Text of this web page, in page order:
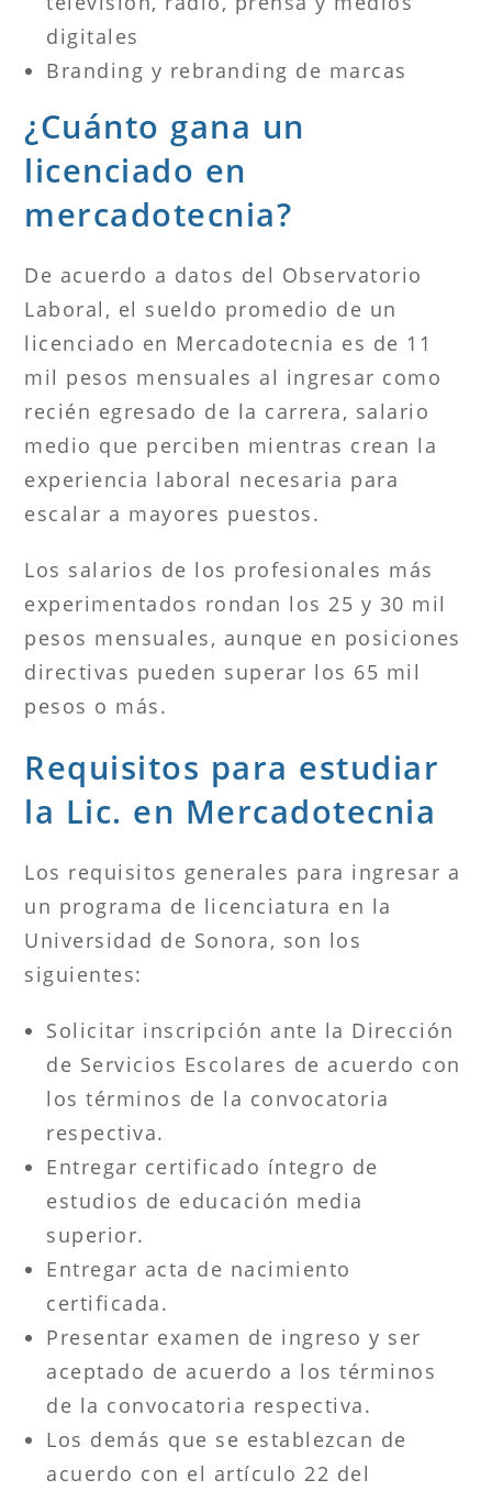
digitales
Branding y rebranding de marcas
¿Cuánto gana un
licenciado en
mercadotecnia?
De acuerdo a datos del Observatorio
Laboral, el sueldo promedio de un
licenciado en Mercadotecnia es de 11
mil pesos mensuales al ingresar como
recién egresado de la carrera, salario
medio que perciben mientras crean la
experiencia laboral necesaria para
escalar a mayores puestos.
Los salarios de los profesionales más
experimentados rondan los 25 y 30 mil
pesos mensuales, aunque en posiciones
directivas pueden superar los 65 mil
pesos o más.
Requisitos para estudiar
la Lic. en Mercadotecnia
Los requisitos generales para ingresar a
un programa de licenciatura en la
Universidad de Sonora, son los
siguientes:
Solicitar inscripción ante la Dirección
de Servicios Escolares de acuerdo con
los términos de la convocatoria
respectiva.
Entregar certificado íntegro de
estudios de educación media
superior.
Entregar acta de nacimiento
certificada.
Presentar examen de ingreso y ser
aceptado de acuerdo a los términos
de la convocatoria respectiva.
Los demás que se establezcan de
acuerdo con el artículo 22 del